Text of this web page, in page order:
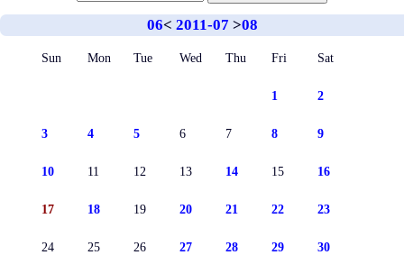
06< 2011-07 >08
Sun Mon Tue Wed Thu Fri Sat
1 2
3 4 5 6 7 8 9
10 11 12 13 14 15 16
17 18 19 20 21 22 23
24 25 26 27 28 29 30